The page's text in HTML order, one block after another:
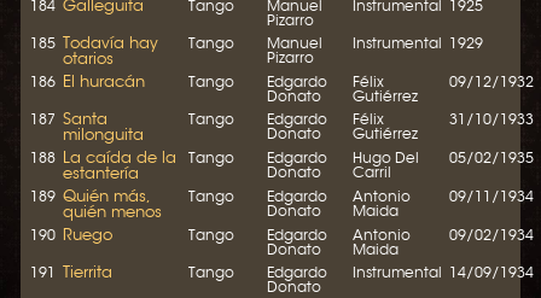
184 Galleguita Tango
Manuel
Pizarro
Instrumental 1925
185 Todavía hay
otarios
Tango
Manuel
Pizarro
Instrumental 1929
186 El huracán Tango
Edgardo
Donato
Félix
Gutiérrez
09/12/1932
187 Santa
milonguita
Tango
Edgardo
Donato
Félix
Gutiérrez
31/10/1933
188 La caída de la
estantería
Tango
Edgardo
Donato
Hugo Del
Carril
05/02/1935
189 Quién más,
quién menos
Tango
Edgardo
Donato
Antonio
Maida
09/11/1934
190 Ruego Tango
Edgardo
Donato
Antonio
Maida
09/02/1934
191 Tierrita Tango
Edgardo
Donato
Instrumental 14/09/1934